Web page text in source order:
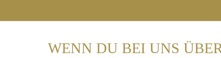
WENN DU BEI UNS